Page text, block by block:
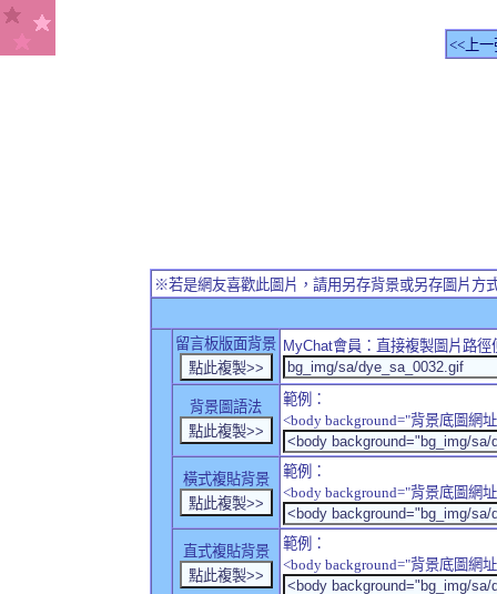
<<上一
※若是網友喜歡此圖片，請用另存背景或另存圖片方
留言板版面背景 MyChat會員：直接複製圖片路
背景圖語法
範例：
<body background="背景底圖網
橫式複貼背景
範例：
<body background="背景底圖網
直式複貼背景
範例：
<body background="背景底圖網